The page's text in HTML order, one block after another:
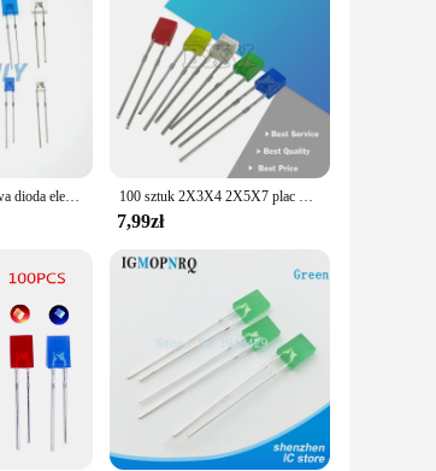
100 sztuk kwadratowa dioda elektroluminescencyjna LED 2*3*4mm 2*5*7mm dioda Led woda przezroczysty biały czerwony żółty zielony niebieski 2X3X4 2X5X7 nowość 100 sztuk 2X3X4 2X5X7 plac LED 234 257 nowa dioda elektroluminescencyjna niebieski czerwony zielony biały żółty elektroniczny zestaw do majsterkowania
7,99zł